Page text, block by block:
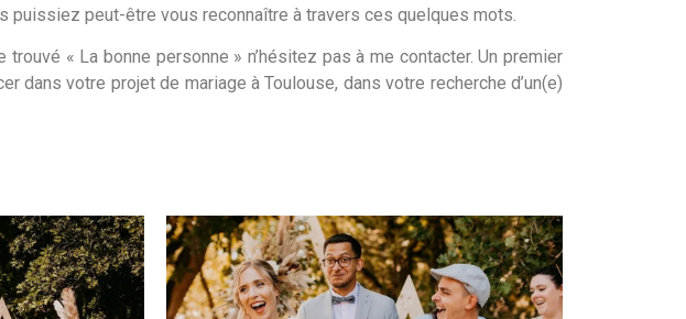
puissiez peut-être vous reconnaître à travers ces quelques mots.
« La bonne personne » n’hésitez pas à me contacter. Un premier
dans votre projet de mariage à Toulouse, dans votre recherche d’un(e)